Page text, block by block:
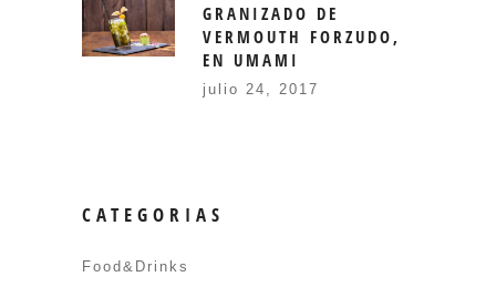
GRANIZADO DE
VERMOUTH FORZUDO,
EN UMAMI
julio 24, 2017
CATEGORIAS
Food&Drinks